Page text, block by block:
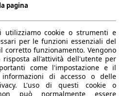
-
5
5
-
-
1600 kg
375 - 1354 l
pagina
cookie o strumenti e
per le funzioni essenziali del
funzionamento. Vengono
all'attività dell'utente per
come l'impostazione e il
di accesso o delle
L'uso di questi cookie o
può normalmente essere